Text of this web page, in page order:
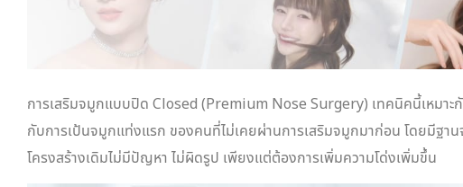
การเสริมจมูกแบบปิด Closed (Premium Nose Surgery) เทคนิคนี้เหมา
กับการเป้นจมูกแท่งแรก ของคนที่ไม่เคยผ่านการเสริมจมูกมาก่อน โดยมีฐา
โครงสร้างเดิมไม่มีปัญหา ไม่ผิดรูป เพียงแต่ต้องการเพิ่มความโด่งเพิ่มขึ้น